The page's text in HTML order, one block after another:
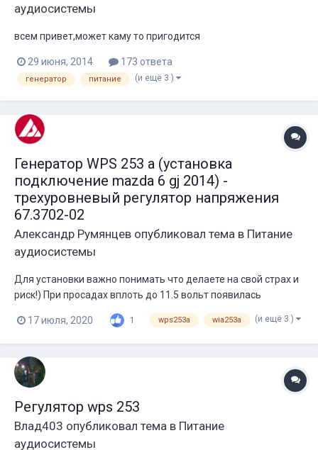
аудиосистемы
всем привет,может каму то пригодится
29 июня, 2014 173 ответа
генератор питание (и ещё 3 )
Генератор WPS 253 a (установка
подключение mazda 6 gj 2014) -
трехуровневый регулятор напряжения
67.3702-02
Александр Румянцев опубликовал тема в Питание
аудиосистемы
Для установки важно понимать что делаете на свой страх и
риск!) При просадах вплоть до 11.5 вольт появилась
потребность в более мощном питании. Выбор пал на
бюджетный генератор WAI он же WPS 253 ампер для
сравнения штатный гена 100ампер. Много было перебрано
вариантов уст...
17 июля, 2020 1 wps253a wia253a (и ещё 3 )
Регулятор wps 253
Влад403 опубликовал тема в Питание
аудиосистемы